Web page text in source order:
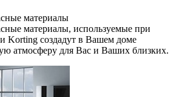
материалы
материалы, используемые при
Korting создадут в Вашем доме
атмосферу для Вас и Ваших близких.